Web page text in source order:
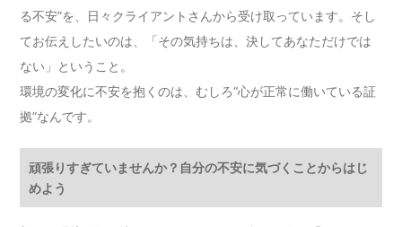
る不安”を、日々クライアントさんから受け取っています。そし
てお伝えしたいのは、「その気持ちは、決してあなただけでは
ない」ということ。
環境の変化に不安を抱くのは、むしろ“心が正常に働いている証
拠”なんです。
頑張りすぎていませんか？自分の不安に気づくことからはじ
めよう